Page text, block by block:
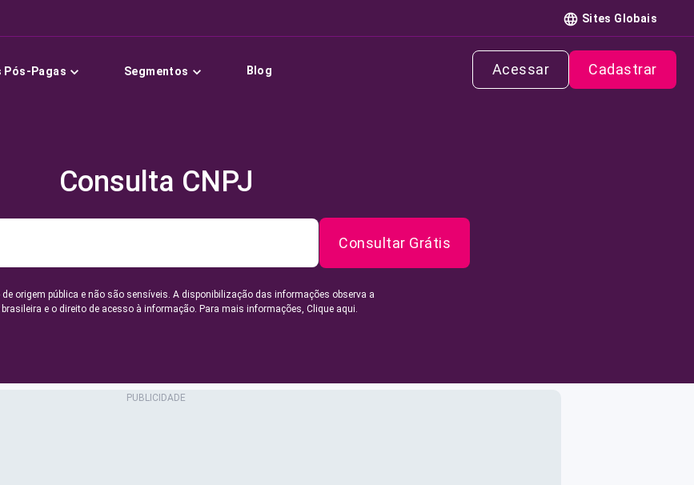
Sites Globais
Pós-Pagas Segmentos Blog Acessar Cadastrar
Consulta CNPJ
Consultar Grátis
origem pública e não são sensíveis. A disponibilização das informações observa a
brasileira e o direito de acesso à informação. Para mais informações, Clique aqui.